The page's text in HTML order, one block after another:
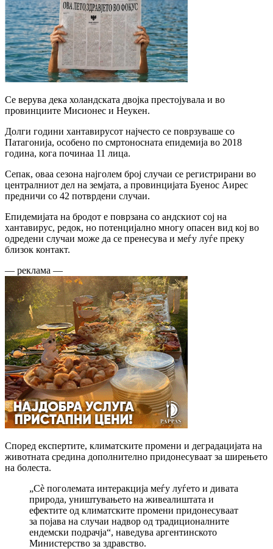
Се верува дека холандската двојка престојувала и во
провинциите Мисионес и Неукен.
Долги години хантавирусот најчесто се поврзуваше со
Патагонија, особено по смртоносната епидемија во 2018
година, кога починаа 11 лица.
Сепак, оваа сезона најголем број случаи се регистрирани во
централниот дел на земјата, а провинцијата Буенос Аирес
предничи со 42 потврдени случаи.
Епидемијата на бродот е поврзана со андскиот сој на
хантавирус, редок, но потенцијално многу опасен вид кој во
одредени случаи може да се пренесува и меѓу луѓе преку
близок контакт.
— реклама —
Според експертите, климатските промени и деградацијата на
животната средина дополнително придонесуваат за ширењето
на болеста.
„Сè поголемата интеракција меѓу луѓето и дивата
природа, уништувањето на живеалиштата и
ефектите од климатските промени придонесуваат
за појава на случаи надвор од традиционалните
ендемски подрачја“, наведува аргентинското
Министерство за здравство.